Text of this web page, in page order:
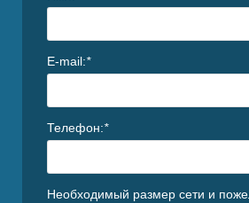
E-mail:*
Телефон:*
Необходимый размер сети и